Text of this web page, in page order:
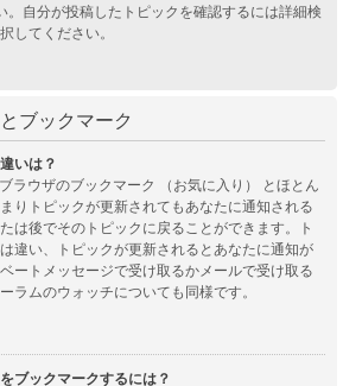
。自分が投稿したトピックを確認するには詳細検
してください。
ブックマーク
いは？
ラウザのブックマーク （お気に入り） とほとん
りトピックが更新されてもあなたに通知される
は後でそのトピックに戻ることができます。ト
違い、トピックが更新されるとあなたに通知が
ートメッセージで受け取るかメールで受け取る
ラムのウォッチについても同様です。
ブックマークするには？